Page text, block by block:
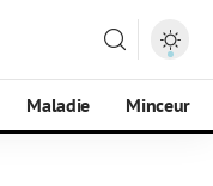
Maladie Minceur